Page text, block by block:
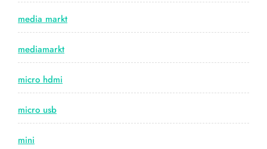
media markt
mediamarkt
micro hdmi
micro usb
mini